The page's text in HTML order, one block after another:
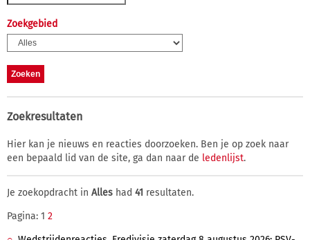
Zoekgebied
Zoekresultaten
Hier kan je nieuws en reacties doorzoeken. Ben je op zoek naar
een bepaald lid van de site, ga dan naar de ledenlijst.
Je zoekopdracht in Alles had 41 resultaten.
Pagina: 1 2